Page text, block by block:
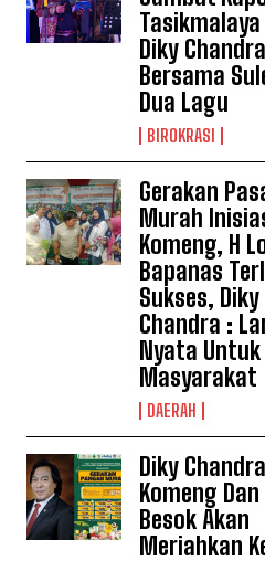
Diky Chandra
Bersama
Dua Lagu
BIROKRASI
Gerakan
Murah
Komeng, H
Bapanas
Sukses, Diky
Chandra :
Nyata
Masyarakat
DAERAH
Diky
Komeng
Besok Akan
Meriahkan